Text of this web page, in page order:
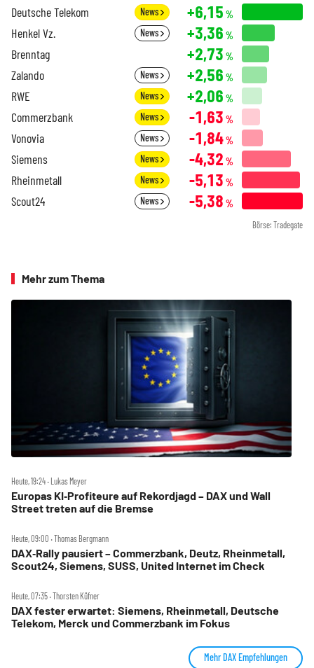
Deutsche Telekom News +6,15 %
Henkel Vz. News +3,36 %
Brenntag +2,73 %
Zalando News +2,56 %
RWE News +2,06 %
Commerzbank News -1,63 %
Vonovia News -1,84%
Siemens News -4,32 %
Rheinmetall News -5,13 %
Scout24 News -5,38 %
Börse: Tradegate
Mehr zum Thema
Heute, 19:24 ‧ Lukas Meyer
Europas KI‑Profiteure auf Rekordjagd – DAX und Wall
Street treten auf die Bremse
Heute, 09:00 ‧ Thomas Bergmann
DAX‑Rally pausiert – Commerzbank, Deutz, Rheinmetall,
Scout24, Siemens, SUSS, United Internet im Check
Heute, 07:35 ‧ Thorsten Küfner
DAX fester erwartet: Siemens, Rheinmetall, Deutsche
Telekom, Merck und Commerzbank im Fokus
Mehr DAX Empfehlungen